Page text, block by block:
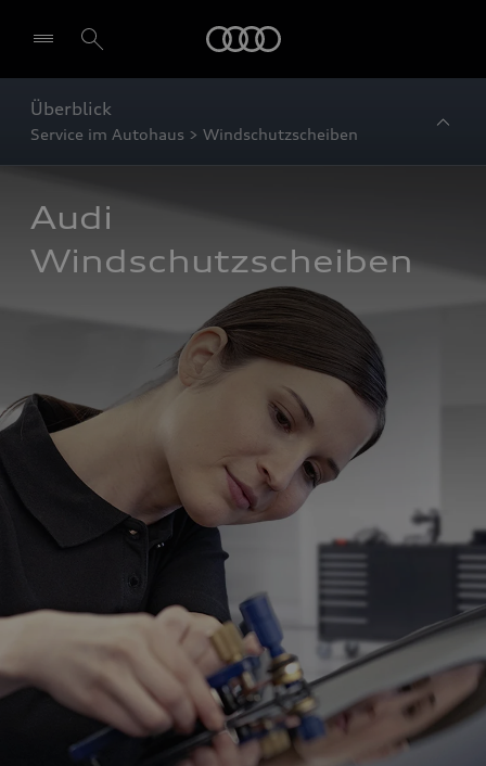
Überblick
Service im Autohaus > Windschutzscheiben
Audi
Windschutzscheiben